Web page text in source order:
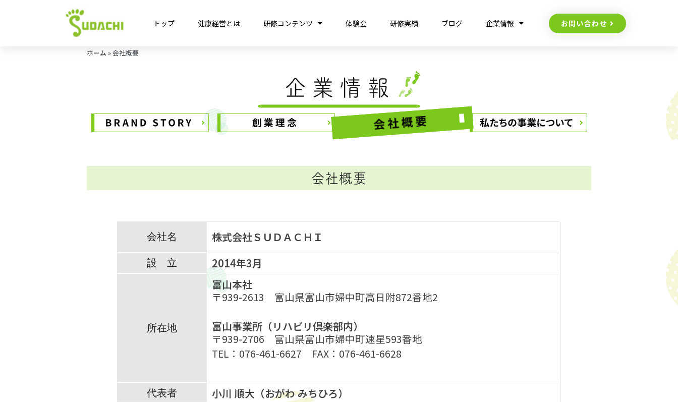
トップ 健康経営とは 研修コンテンツ 体験会 研修実績 ブログ 企業情報 お問い合わせ
ホーム »会社概要
会社名 株式会社ＳＵＤＡＣＨＩ
設 立 2014年3月
所在地
富山本社
〒939-2613 富山県富山市婦中町高日附872番地2
富山事業所（リハビリ倶楽部内）
〒939-2706 富山県富山市婦中町速星593番地
TEL：076-461-6627 FAX：076-461-6628
代表者 小川 順大（おがわ みちひろ）